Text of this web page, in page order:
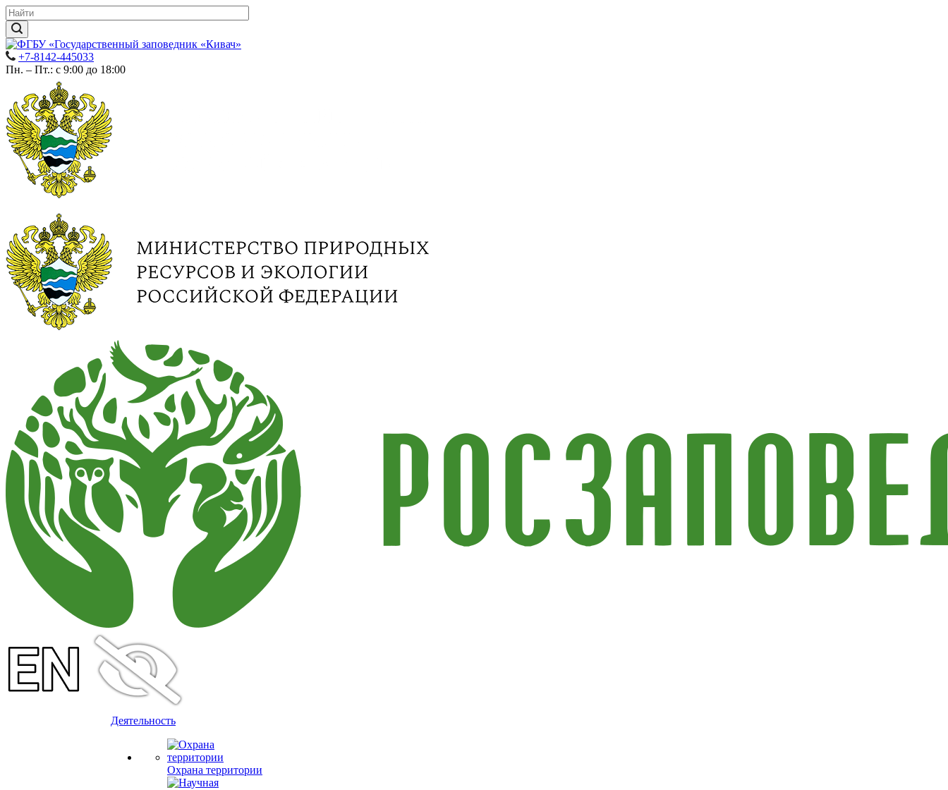
+7-8142-445033
Пн. – Пт.: с 9:00 до 18:00
Деятельность
Охрана территории